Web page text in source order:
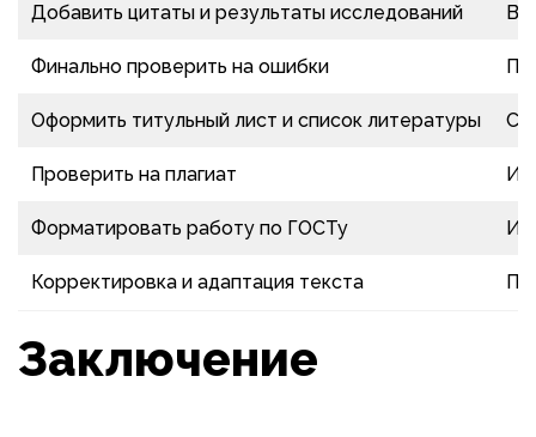
Добавить цитаты и результаты исследований
Финально проверить на ошибки
Оформить титульный лист и список литературы
Проверить на плагиат
Форматировать работу по ГОСТу
Корректировка и адаптация текста
Заключение